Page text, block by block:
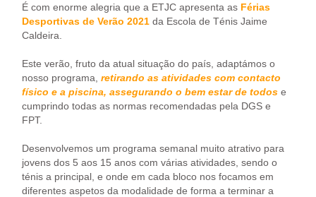
É com enorme alegria que a ETJC apresenta as Férias
Desportivas de Verão 2021 da Escola de Ténis Jaime
Caldeira.
Este verão, fruto da atual situação do país, adaptámos o
nosso programa,retirando as atividades com contacto
físico e a piscina, assegurando o bem estar de todos e
cumprindo todas as normas recomendadas pela DGS e
FPT.
Desenvolvemos um programa semanal muito atrativo para
jovens dos 5 aos 15 anos com várias atividades, sendo o
ténis a principal, e onde em cada bloco nos focamos em
diferentes aspetos da modalidade de forma a terminar a